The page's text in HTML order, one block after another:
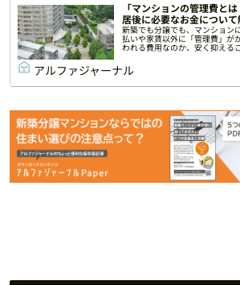
「マンションの管理費と
居後に必要なお金につい
新築でも分譲でも、マンション
払いや家賃以外に「管理費」が
われる費用なのか、安く抑える
します。
アルファジャーナル